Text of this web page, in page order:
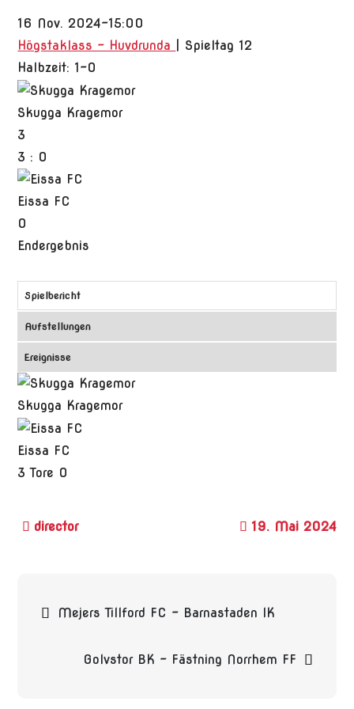
16 Nov. 2024-15:00
Högstaklass - Huvdrunda
| Spieltag 12
Halbzeit: 1-0
Skugga Kragemor
3
3 : 0
Eissa FC
0
Endergebnis
Spielbericht
Aufstellungen
Ereignisse
Skugga Kragemor
Eissa FC
3 Tore 0
19. Mai 2024
Mejers Tillford FC – Barnastaden IK
Golvstor BK – Fästning Norrhem FF